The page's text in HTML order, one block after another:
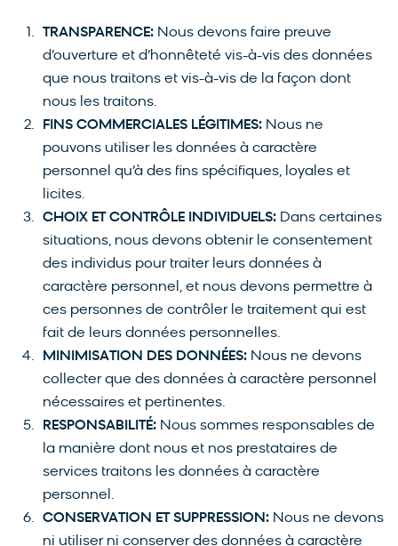
TRANSPARENCE: Nous devons faire preuve
d’ouverture et d’honnêteté vis-à-vis des données
que nous traitons et vis-à-vis de la façon dont
nous les traitons.
FINS COMMERCIALES LÉGITIMES: Nous ne
pouvons utiliser les données à caractère
personnel qu’à des fins spécifiques, loyales et
licites.
CHOIX ET CONTRÔLE INDIVIDUELS: Dans certaines
situations, nous devons obtenir le consentement
des individus pour traiter leurs données à
caractère personnel, et nous devons permettre à
ces personnes de contrôler le traitement qui est
fait de leurs données personnelles.
MINIMISATION DES DONNÉES: Nous ne devons
collecter que des données à caractère personnel
nécessaires et pertinentes.
RESPONSABILITÉ: Nous sommes responsables de
la manière dont nous et nos prestataires de
services traitons les données à caractère
personnel.
CONSERVATION ET SUPPRESSION: Nous ne devons
ni utiliser ni conserver des données à caractère